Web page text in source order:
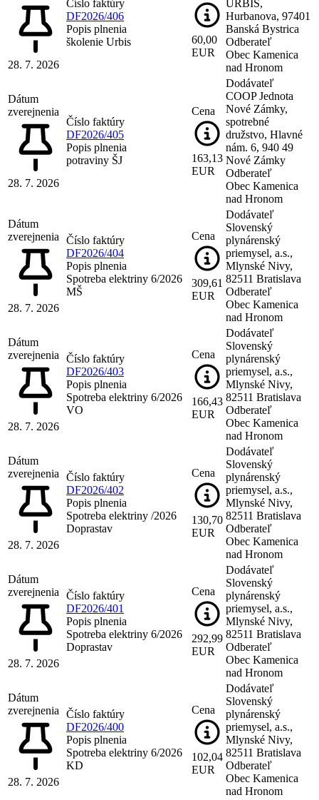
28. 7. 2026
Číslo faktúry
DF2026/406
Popis plnenia
školenie Urbis
60,00
EUR
URBIS,
Hurbanova, 97401
Banská Bystrica
Odberateľ
Obec Kamenica
nad Hronom
Dátum
zverejnenia
28. 7. 2026
Číslo faktúry
DF2026/405
Popis plnenia
potraviny ŠJ
Cena
163,13
EUR
Dodávateľ
COOP Jednota
Nové Zámky,
spotrebné
družstvo, Hlavné
nám. 6, 940 49
Nové Zámky
Odberateľ
Obec Kamenica
nad Hronom
Dátum
zverejnenia
28. 7. 2026
Číslo faktúry
DF2026/404
Popis plnenia
Spotreba elektriny 6/2026
MŠ
Cena
309,61
EUR
Dodávateľ
Slovenský
plynárenský
priemysel, a.s.,
Mlynské Nivy,
82511 Bratislava
Odberateľ
Obec Kamenica
nad Hronom
Dátum
zverejnenia
28. 7. 2026
Číslo faktúry
DF2026/403
Popis plnenia
Spotreba elektriny 6/2026
VO
Cena
166,43
EUR
Dodávateľ
Slovenský
plynárenský
priemysel, a.s.,
Mlynské Nivy,
82511 Bratislava
Odberateľ
Obec Kamenica
nad Hronom
Dátum
zverejnenia
28. 7. 2026
Číslo faktúry
DF2026/402
Popis plnenia
Spotreba elektriny /2026
Doprastav
Cena
130,70
EUR
Dodávateľ
Slovenský
plynárenský
priemysel, a.s.,
Mlynské Nivy,
82511 Bratislava
Odberateľ
Obec Kamenica
nad Hronom
Dátum
zverejnenia
28. 7. 2026
Číslo faktúry
DF2026/401
Popis plnenia
Spotreba elektriny 6/2026
Doprastav
Cena
292,99
EUR
Dodávateľ
Slovenský
plynárenský
priemysel, a.s.,
Mlynské Nivy,
82511 Bratislava
Odberateľ
Obec Kamenica
nad Hronom
Dátum
zverejnenia
28. 7. 2026
Číslo faktúry
DF2026/400
Popis plnenia
Spotreba elektriny 6/2026
KD
Cena
102,04
EUR
Dodávateľ
Slovenský
plynárenský
priemysel, a.s.,
Mlynské Nivy,
82511 Bratislava
Odberateľ
Obec Kamenica
nad Hronom